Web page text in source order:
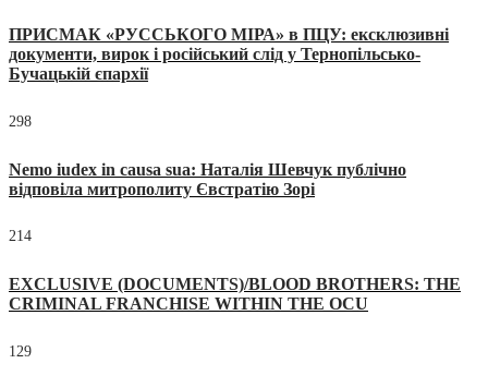
ПРИСМАК «РУССЬКОГО МІРА» в ПЦУ: ексклюзивні
документи, вирок і російський слід у Тернопільсько-
Бучацькій єпархії
298
Nemo iudex in causa sua: Наталія Шевчук публічно
відповіла митрополиту Євстратію Зорі
214
EXCLUSIVE (DOCUMENTS)/BLOOD BROTHERS: THE
CRIMINAL FRANCHISE WITHIN THE OCU
129